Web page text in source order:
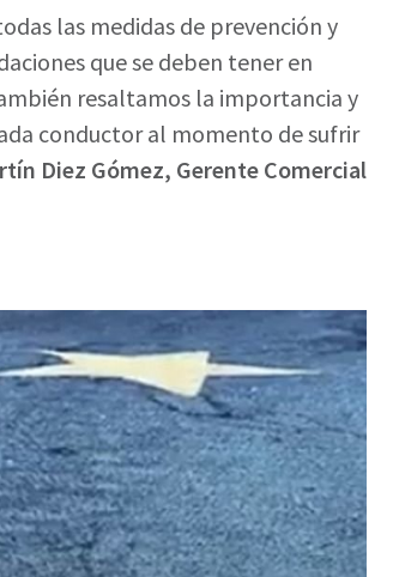
las medidas de prevención y
que se deben tener en
resaltamos la importancia y
conductor al momento de sufrir
Diez Gómez, Gerente Comercial